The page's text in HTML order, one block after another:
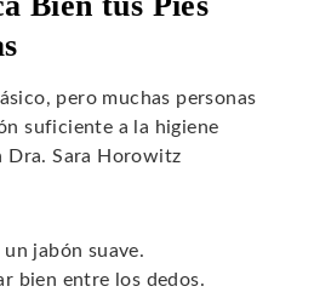
pero muchas personas
suficiente a la higiene
Dra. Sara Horowitz
jabón suave.
bien entre los dedos.